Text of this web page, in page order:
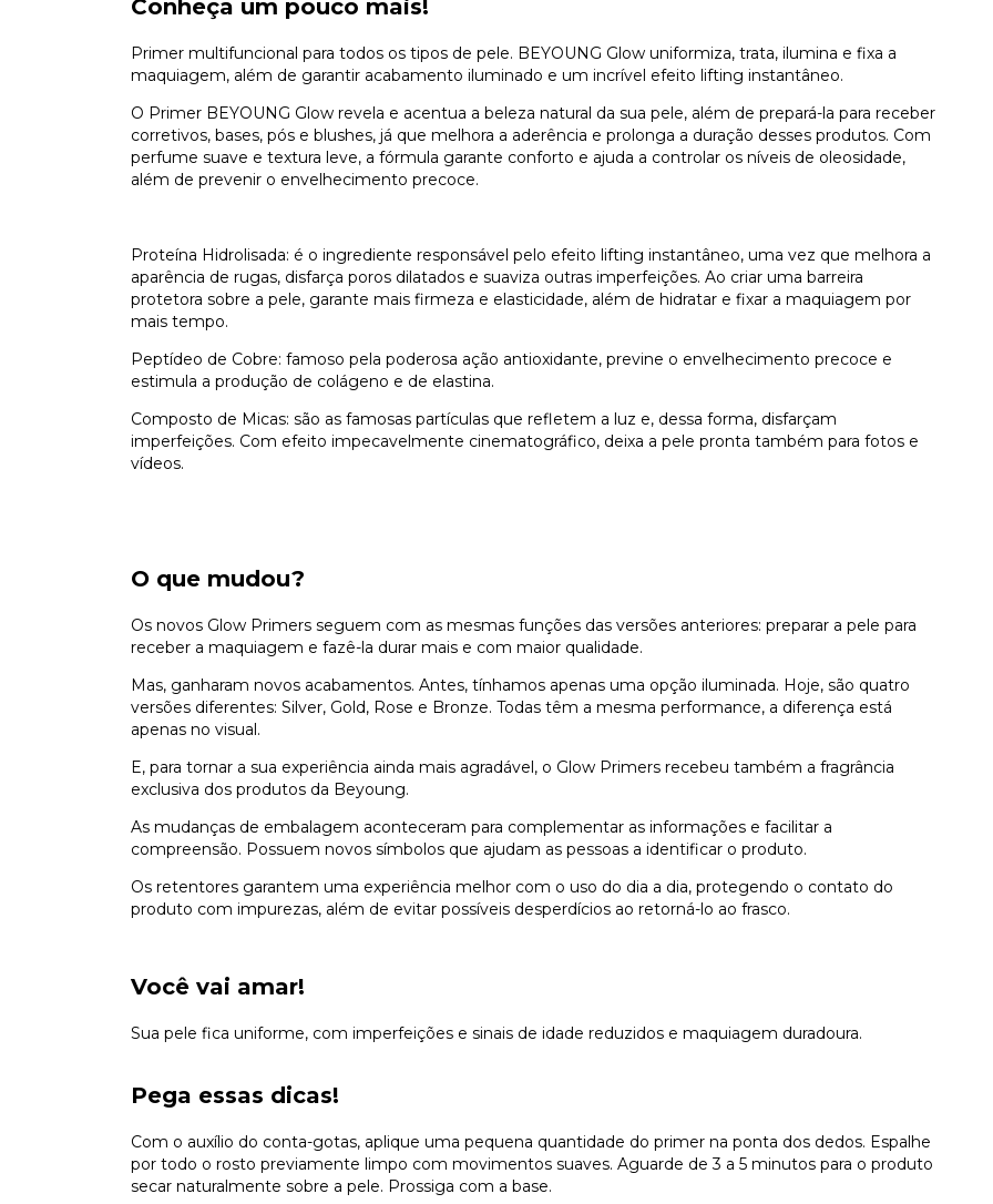
Conheça um pouco mais!
Primer multifuncional para todos os tipos de pele. BEYOUNG Glow uniformiza, trata, ilumina e fixa a
maquiagem, além de garantir acabamento iluminado e um incrível efeito lifting instantâneo.
O Primer BEYOUNG Glow revela e acentua a beleza natural da sua pele, além de prepará-la para receber
corretivos, bases, pós e blushes, já que melhora a aderência e prolonga a duração desses produtos. Com
perfume suave e textura leve, a fórmula garante conforto e ajuda a controlar os níveis de oleosidade,
além de prevenir o envelhecimento precoce.
Proteína Hidrolisada: é o ingrediente responsável pelo efeito lifting instantâneo, uma vez que melhora a
aparência de rugas, disfarça poros dilatados e suaviza outras imperfeições. Ao criar uma barreira
protetora sobre a pele, garante mais firmeza e elasticidade, além de hidratar e fixar a maquiagem por
mais tempo.
Peptídeo de Cobre: famoso pela poderosa ação antioxidante, previne o envelhecimento precoce e
estimula a produção de colágeno e de elastina.
Composto de Micas: são as famosas partículas que refletem a luz e, dessa forma, disfarçam
imperfeições. Com efeito impecavelmente cinematográfico, deixa a pele pronta também para fotos e
vídeos.
O que mudou?
Os novos Glow Primers seguem com as mesmas funções das versões anteriores: preparar a pele para
receber a maquiagem e fazê-la durar mais e com maior qualidade.
Mas, ganharam novos acabamentos. Antes, tínhamos apenas uma opção iluminada. Hoje, são quatro
versões diferentes: Silver, Gold, Rose e Bronze. Todas têm a mesma performance, a diferença está
apenas no visual.
E, para tornar a sua experiência ainda mais agradável, o Glow Primers recebeu também a fragrância
exclusiva dos produtos da Beyoung.
As mudanças de embalagem aconteceram para complementar as informações e facilitar a
compreensão. Possuem novos símbolos que ajudam as pessoas a identificar o produto.
Os retentores garantem uma experiência melhor com o uso do dia a dia, protegendo o contato do
produto com impurezas, além de evitar possíveis desperdícios ao retorná-lo ao frasco.
Você vai amar!
Sua pele fica uniforme, com imperfeições e sinais de idade reduzidos e maquiagem duradoura.
Pega essas dicas!
Com o auxílio do conta-gotas, aplique uma pequena quantidade do primer na ponta dos dedos. Espalhe
por todo o rosto previamente limpo com movimentos suaves. Aguarde de 3 a 5 minutos para o produto
secar naturalmente sobre a pele. Prossiga com a base.